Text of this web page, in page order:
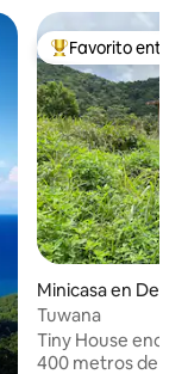
De los mejores
Favorito entre
Minicasa en
Tuwana
Tiny House encaramada en una colina a
400 metros de